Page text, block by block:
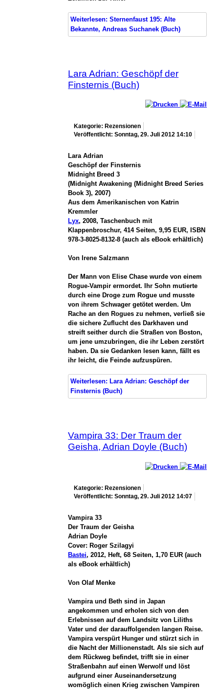
Weiterlesen: Sternenfaust 195: Alte
Bekannte, Andreas Suchanek (Buch)
Lara Adrian: Geschöpf der
Finsternis (Buch)
Kategorie: Rezensionen
Veröffentlicht: Sonntag, 29. Juli 2012 14:10
Lara Adrian
Geschöpf der Finsternis
Midnight Breed 3
(Midnight Awakening (Midnight Breed Series
Book 3), 2007)
Aus dem Amerikanischen von Katrin
Kremmler
Lyx, 2008, Taschenbuch mit
Klappenbroschur, 414 Seiten, 9,95 EUR, ISBN
978-3-8025-8132-8 (auch als eBook erhältlich)
Von Irene Salzmann
Der Mann von Elise Chase wurde von einem
Rogue-Vampir ermordet. Ihr Sohn mutierte
durch eine Droge zum Rogue und musste
von ihrem Schwager getötet werden. Um
Rache an den Rogues zu nehmen, verließ sie
die sichere Zuflucht des Darkhaven und
streift seither durch die Straßen von Boston,
um jene umzubringen, die ihr Leben zerstört
haben. Da sie Gedanken lesen kann, fällt es
ihr leicht, die Feinde aufzuspüren.
Weiterlesen: Lara Adrian: Geschöpf der
Finsternis (Buch)
Vampira 33: Der Traum der
Geisha, Adrian Doyle (Buch)
Kategorie: Rezensionen
Veröffentlicht: Sonntag, 29. Juli 2012 14:07
Vampira 33
Der Traum der Geisha
Adrian Doyle
Cover: Roger Szilagyi
Bastei, 2012, Heft, 68 Seiten, 1,70 EUR (auch
als eBook erhältlich)
Von Olaf Menke
Vampira und Beth sind in Japan
angekommen und erholen sich von den
Erlebnissen auf dem Landsitz von Liliths
Vater und der darauffolgenden langen Reise.
Vampira verspürt Hunger und stürzt sich in
die Nacht der Millionenstadt. Als sie sich auf
dem Rückweg befindet, trifft sie in einer
Straßenbahn auf einen Werwolf und löst
aufgrund einer Auseinandersetzung
womöglich einen Krieg zwischen Vampiren